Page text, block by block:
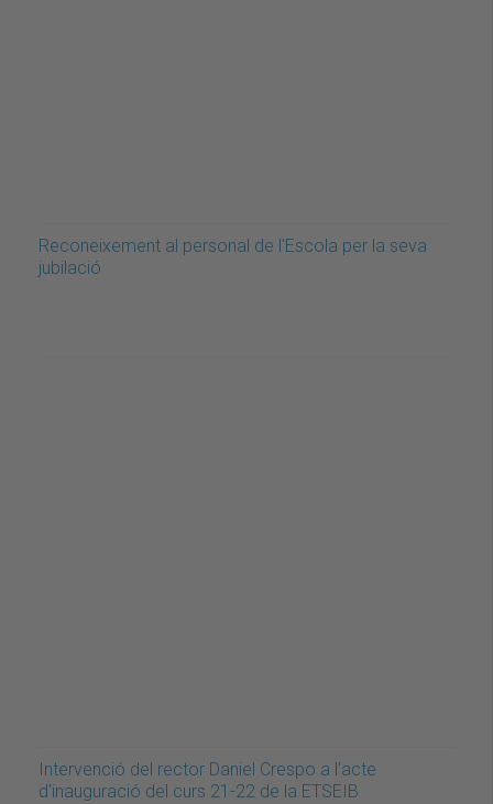
Reconeixement al personal de l'Escola per la seva
jubilació
Intervenció del rector Daniel Crespo a l'acte
d'inauguració del curs 21-22 de la ETSEIB